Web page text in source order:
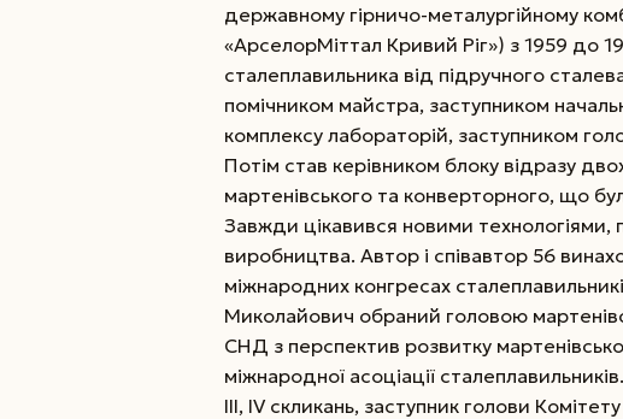
державному гірничо-металургійному
«АрселорМіттал Кривий Ріг») з 1959 до
сталеплавильника від підручного
помічником майстра, заступником
комплексу лабораторій, заступником
Потім став керівником блоку відразу
мартенівського та конверторного, що
Завжди цікавився новими технологіями,
виробництва. Автор і співавтор 56
міжнародних конгресах
Миколайович обраний головою
СНД з перспектив розвитку
міжнародної асоціації
III, IV скликань, заступник голови